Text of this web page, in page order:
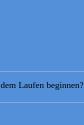
Laufen beginnen?